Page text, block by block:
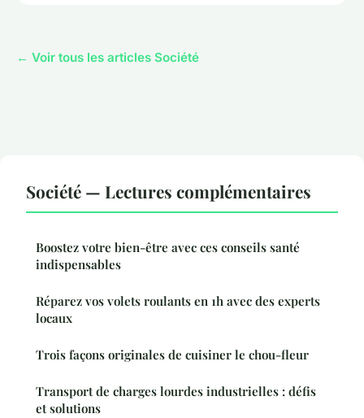
← Voir tous les articles Société
Société — Lectures complémentaires
Boostez votre bien-être avec ces conseils santé
indispensables
Réparez vos volets roulants en 1h avec des experts
locaux
Trois façons originales de cuisiner le chou-fleur
Transport de charges lourdes industrielles : défis
et solutions